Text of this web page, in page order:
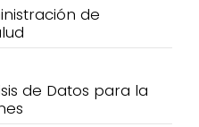
de
de Datos para la